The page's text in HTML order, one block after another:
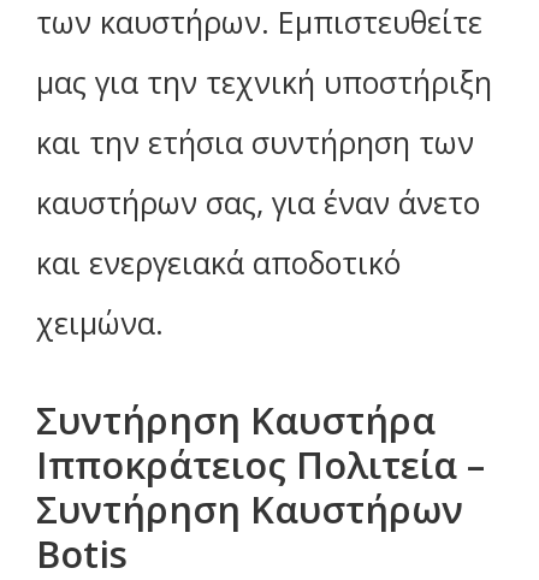
των καυστήρων. Εμπιστευθείτε
μας για την τεχνική υποστήριξη
και την ετήσια συντήρηση των
καυστήρων σας, για έναν άνετο
και ενεργειακά αποδοτικό
χειμώνα.
Συντήρηση Καυστήρα
Ιπποκράτειος Πολιτεία –
Συντήρηση Καυστήρων
Botis